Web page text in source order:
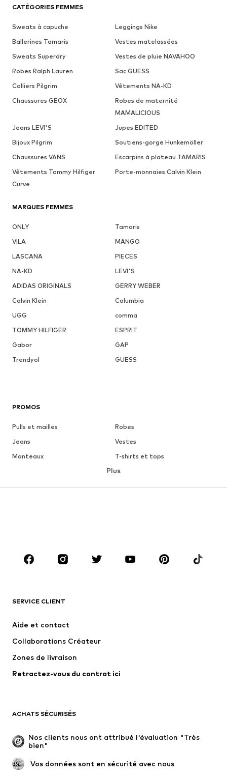
CATÉGORIES FEMMES
Sweats à capuche
Leggings Nike
Ballerines Tamaris
Vestes matelassées
Sweats Superdry
Vestes de pluie NAVAHOO
Robes Ralph Lauren
Sac GUESS
Colliers Pilgrim
Vêtements NA-KD
Chaussures GEOX
Robes de maternité
MAMALICIOUS
Jeans LEVI'S
Jupes EDITED
Bijoux Pilgrim
Soutiens-gorge Hunkemöller
Chaussures VANS
Escarpins à plateau TAMARIS
Vêtements Tommy Hilfiger
Curve
Porte-monnaies Calvin Klein
MARQUES FEMMES
ONLY
Tamaris
VILA
MANGO
LASCANA
PIECES
NA-KD
LEVI'S
ADIDAS ORIGINALS
GERRY WEBER
Calvin Klein
Columbia
UGG
comma
TOMMY HILFIGER
ESPRIT
Gabor
GAP
Trendyol
GUESS
PROMOS
Pulls et mailles
Robes
Jeans
Vestes
Manteaux
T-shirts et tops
Lingerie
Jupes
Blouses et tuniques
Accessoires
Premium
Nouveautés
Lingerie
Manteaux
Jupes
Occasions spéciales
Exclusif
Remise à neuf
Plus
SERVICE CLIENT
Aide et contact
Collaborations Créateur
Zones de livraison
Retractez-vous du contrat ici
ACHATS SÉCURISÉS
Nos clients nous ont attribué l'évaluation "Très
bien"
Vos données sont en sécurité avec nous